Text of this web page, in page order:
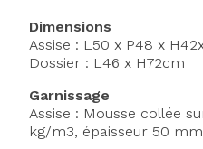
Dimensions
Assise : L50 x P48 x
Dossier : L46 x H72cm
Garnissage
Assise : Mousse collée
kg/m3, épaisseur 50 mm